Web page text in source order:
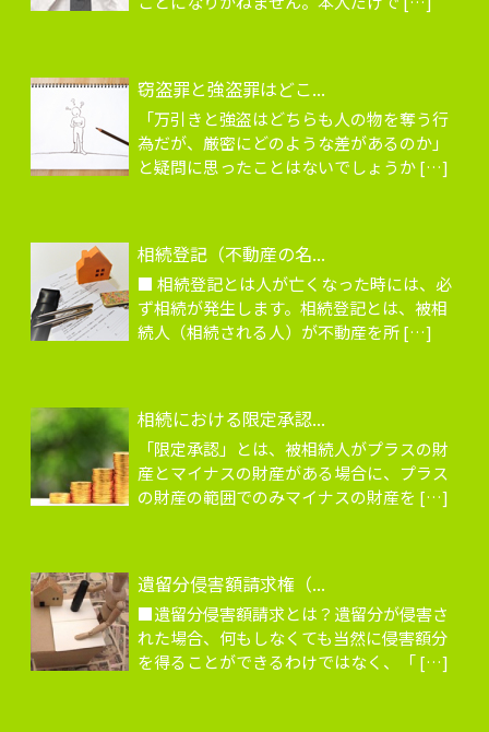
窃盗罪と強盗罪はどこ...
「万引きと強盗はどちらも人の物を奪う行
為だが、厳密にどのような差があるのか」
と疑問に思ったことはないでしょうか […]
相続登記（不動産の名...
■ 相続登記とは人が亡くなった時には、必
ず相続が発生します。相続登記とは、被相
続人（相続される人）が不動産を所 […]
相続における限定承認...
「限定承認」とは、被相続人がプラスの財
産とマイナスの財産がある場合に、プラス
の財産の範囲でのみマイナスの財産を […]
遺留分侵害額請求権（...
■遺留分侵害額請求とは？遺留分が侵害さ
れた場合、何もしなくても当然に侵害額分
を得ることができるわけではなく、「 […]